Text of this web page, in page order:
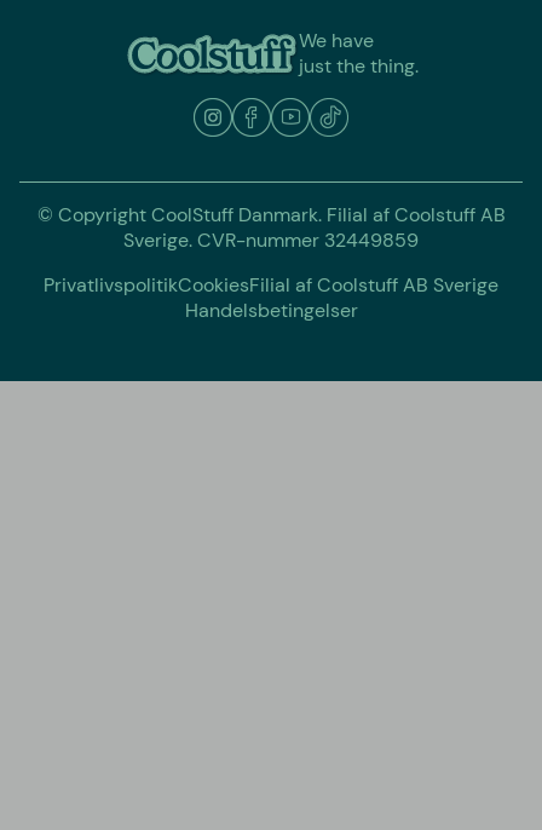
We have
just the thing.
© Copyright CoolStuff Danmark. Filial af Coolstuff AB
Sverige. CVR-nummer 32449859
PrivatlivspolitikCookiesFilial af Coolstuff AB Sverige
Handelsbetingelser